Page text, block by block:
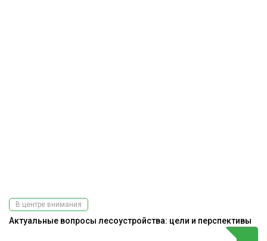
В центре внимания
Актуальные вопросы лесоустройства: цели и перспективы